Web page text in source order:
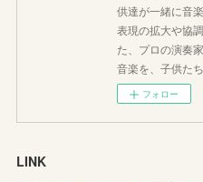
供達が一緒に音
表現の拡大や協
た、プロの演奏
音楽を、子供た
フォロー
LINK